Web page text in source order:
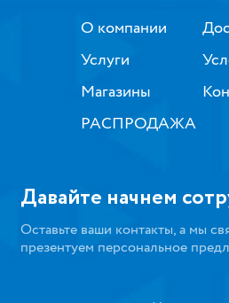
О компании
Услуги
Магазины
РАСПРОДАЖА
Давайте начнем
Оставьте ваши контакты, а мы
презентуем персональное